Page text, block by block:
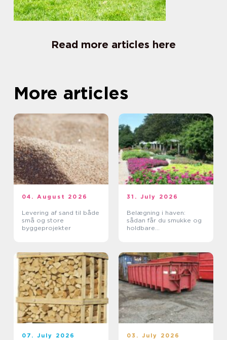
Read more articles here
More articles
04. August 2026
Levering af sand til både
små og store
byggeprojekter
31. July 2026
Belægning i haven:
sådan får du smukke og
holdbare
07. July 2026 03. July 2026